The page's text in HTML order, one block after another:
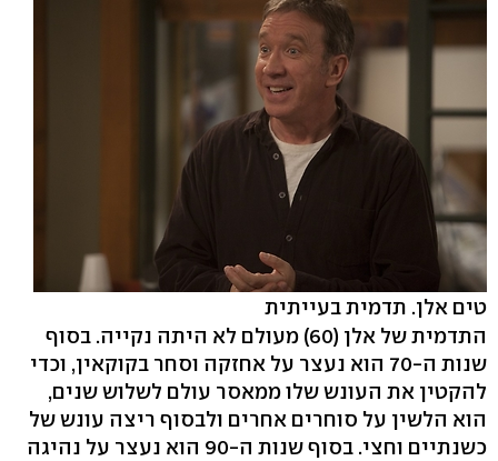
טים אלן. תדמית בעייתית
התדמית של אלן (60) מעולם לא היתה נקייה. בסוף
שנות ה-70 הוא נעצר על אחזקה וסחר בקוקאין, וכדי
להקטין את העונש שלו ממאסר עולם לשלוש שנים,
הוא הלשין על סוחרים אחרים ולבסוף ריצה עונש של
כשנתיים וחצי. בסוף שנות ה-90 הוא נעצר על נהיגה